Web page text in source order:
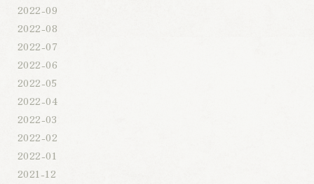
2022-09
2022-08
2022-07
2022-06
2022-05
2022-04
2022-03
2022-02
2022-01
2021-12